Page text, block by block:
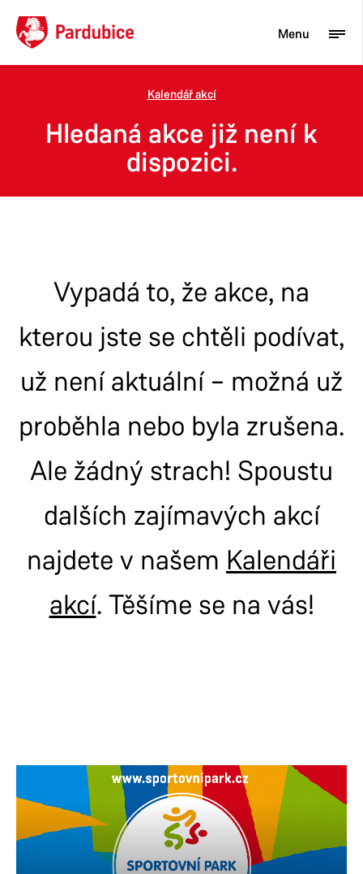
Turista
Aktuality
Kalendář akcí
Hledaná akce již není k
dispozici.
Vypadá to, že akce, na
kterou jste se chtěli podívat,
už není aktuální – možná už
proběhla nebo byla zrušena.
Ale žádný strach! Spoustu
dalších zajímavých akcí
najdete v našem Kalendáři
akcí. Těšíme se na vás!
Menu